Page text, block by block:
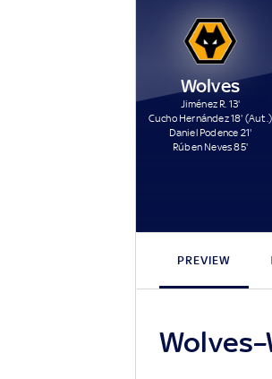
Wolves
Jiménez R. 13'
Cucho Hernández 18' (Aut.)
Daniel Podence 21'
Rúben Neves 85'
PREVIEW